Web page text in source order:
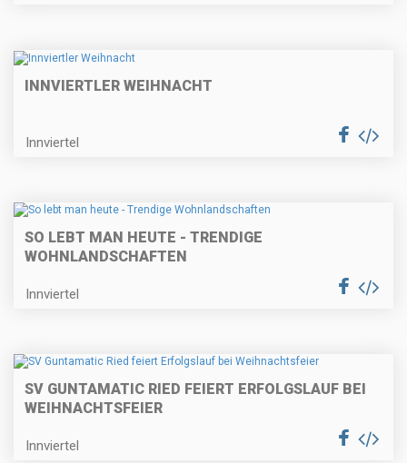
INNVIERTLER WEIHNACHT
Innviertel
SO LEBT MAN HEUTE - TRENDIGE
WOHNLANDSCHAFTEN
Innviertel
SV GUNTAMATIC RIED FEIERT ERFOLGSLAUF BEI
WEIHNACHTSFEIER
Innviertel